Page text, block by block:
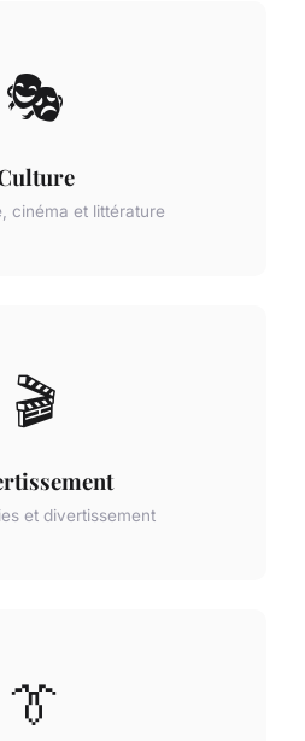
🎭
cinéma et littérature
🎬
et divertissement
👔